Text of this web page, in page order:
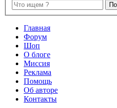
Главная
Форум
Шоп
О блоге
Миссия
Реклама
Помощь
Об авторе
Контакты